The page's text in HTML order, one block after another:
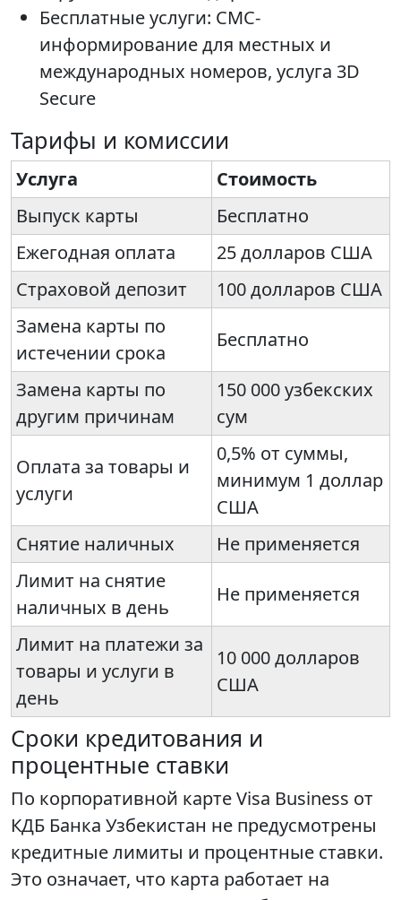
Бесплатные услуги: СМС-
информирование для местных и
международных номеров, услуга 3D
Secure
Тарифы и комиссии
Услуга
Стоимость
Выпуск карты
Бесплатно
Ежегодная оплата
25 долларов США
Страховой депозит
100 долларов США
Замена карты по
истечении срока
Бесплатно
Замена карты по
другим причинам
150 000 узбекских
сум
Оплата за товары и
услуги
0,5% от суммы,
минимум 1 доллар
США
Снятие наличных
Не применяется
Лимит на снятие
наличных в день
Не применяется
Лимит на платежи за
товары и услуги в
день
10 000 долларов
США
Сроки кредитования и
процентные ставки
По корпоративной карте Visa Business от
КДБ Банка Узбекистан не предусмотрены
кредитные лимиты и процентные ставки.
Это означает, что карта работает на